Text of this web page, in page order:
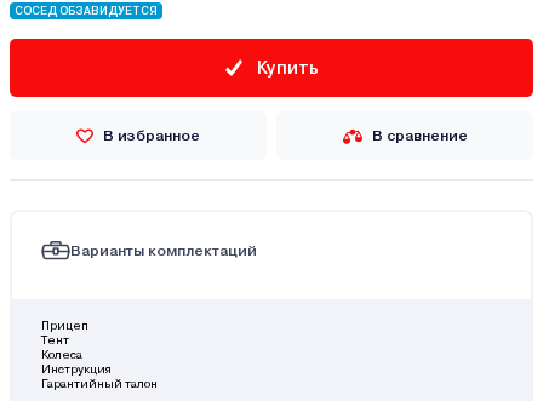
СОСЕД ОБЗАВИДУЕТСЯ
Купить
В избранное В сравнение
Варианты комплектаций
Прицеп
Тент
Колеса
Инструкция
Гарантийный талон